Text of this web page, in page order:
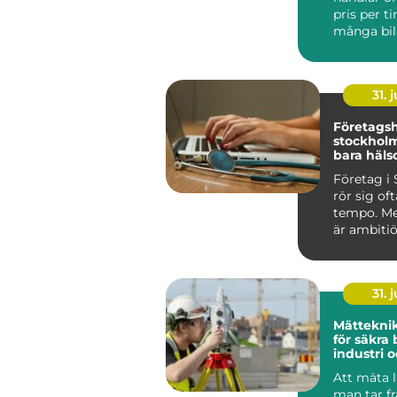
pris per
många
sna...
31.
stockholm mer
bara
Företag i
rör sig
tempo.
är
vana vi...
31.
Mätteknik
för säkra
industri
Att mäta